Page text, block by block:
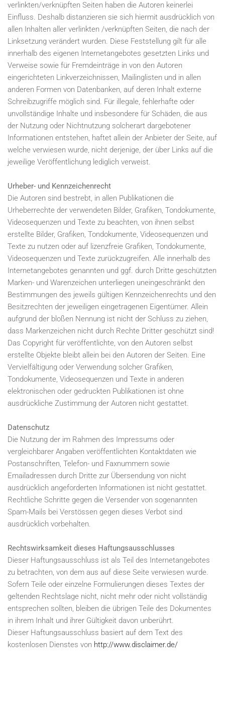
verlinkten/verknüpften Seiten haben die Autoren keinerlei
Einfluss. Deshalb distanzieren sie sich hiermit ausdrücklich von
allen Inhalten aller verlinkten /verknüpften Seiten, die nach der
Linksetzung verändert wurden. Diese Feststellung gilt für alle
innerhalb des eigenen Internetangebotes gesetzten Links und
Verweise sowie für Fremdeinträge in von den Autoren
eingerichteten Linkverzeichnissen, Mailinglisten und in allen
anderen Formen von Datenbanken, auf deren Inhalt externe
Schreibzugriffe möglich sind. Für illegale, fehlerhafte oder
unvollständige Inhalte und insbesondere für Schäden, die aus
der Nutzung oder Nichtnutzung solcherart dargebotener
Informationen entstehen, haftet allein der Anbieter der Seite, auf
welche verwiesen wurde, nicht derjenige, der über Links auf die
jeweilige Veröffentlichung lediglich verweist.
Urheber- und Kennzeichenrecht
Die Autoren sind bestrebt, in allen Publikationen die
Urheberrechte der verwendeten Bilder, Grafiken, Tondokumente,
Videosequenzen und Texte zu beachten, von ihnen selbst
erstellte Bilder, Grafiken, Tondokumente, Videosequenzen und
Texte zu nutzen oder auf lizenzfreie Grafiken, Tondokumente,
Videosequenzen und Texte zurückzugreifen. Alle innerhalb des
Internetangebotes genannten und ggf. durch Dritte geschützten
Marken- und Warenzeichen unterliegen uneingeschränkt den
Bestimmungen des jeweils gültigen Kennzeichenrechts und den
Besitzrechten der jeweiligen eingetragenen Eigentümer. Allein
aufgrund der bloßen Nennung ist nicht der Schluss zu ziehen,
dass Markenzeichen nicht durch Rechte Dritter geschützt sind!
Das Copyright für veröffentlichte, von den Autoren selbst
erstellte Objekte bleibt allein bei den Autoren der Seiten. Eine
Vervielfältigung oder Verwendung solcher Grafiken,
Tondokumente, Videosequenzen und Texte in anderen
elektronischen oder gedruckten Publikationen ist ohne
ausdrückliche Zustimmung der Autoren nicht gestattet.
Datenschutz
Die Nutzung der im Rahmen des Impressums oder
vergleichbarer Angaben veröffentlichten Kontaktdaten wie
Postanschriften, Telefon- und Faxnummern sowie
Emailadressen durch Dritte zur Übersendung von nicht
ausdrücklich angeforderten Informationen ist nicht gestattet.
Rechtliche Schritte gegen die Versender von sogenannten
Spam-Mails bei Verstössen gegen dieses Verbot sind
ausdrücklich vorbehalten.
Rechtswirksamkeit dieses Haftungsausschlusses
Dieser Haftungsausschluss ist als Teil des Internetangebotes
zu betrachten, von dem aus auf diese Seite verwiesen wurde.
Sofern Teile oder einzelne Formulierungen dieses Textes der
geltenden Rechtslage nicht, nicht mehr oder nicht vollständig
entsprechen sollten, bleiben die übrigen Teile des Dokumentes
in ihrem Inhalt und ihrer Gültigkeit davon unberührt.
Dieser Haftungsausschluss basiert auf dem Text des
kostenlosen Dienstes von http://www.disclaimer.de/